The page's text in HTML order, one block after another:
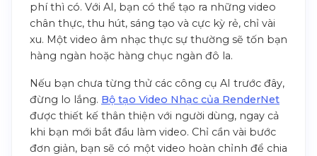
phí thì có. Với AI, bạn có thể tạo ra những video
chân thực, thu hút, sáng tạo và cực kỳ rẻ, chỉ vài
xu. Một video âm nhạc thực sự thường sẽ tốn bạn
hàng ngàn hoặc hàng chục ngàn đô la.
Nếu bạn chưa từng thử các công cụ AI trước đây,
đừng lo lắng. Bộ tạo Video Nhạc của RenderNet
được thiết kế thân thiện với người dùng, ngay cả
khi bạn mới bắt đầu làm video. Chỉ cần vài bước
đơn giản, bạn sẽ có một video hoàn chỉnh để chia